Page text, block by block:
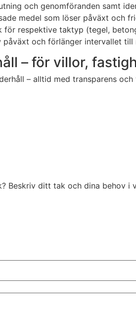
och genomföranden samt
medel som löser påväxt och
respektive taktyp (tegel,
och förlänger intervallet
– för villor,
– alltid med transparens
Beskriv ditt tak och dina behov